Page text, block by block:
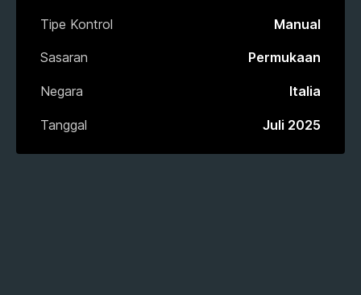
Tipe Kontrol Manual
Sasaran Permukaan
Negara Italia
Tanggal Juli 2025